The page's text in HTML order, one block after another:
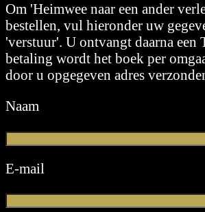
Om 'Heimwee naar een ander
bestellen, vul hieronder uw
'verstuur'. U ontvangt daarna een
betaling wordt het boek per
door u opgegeven adres
Naam
E-mail